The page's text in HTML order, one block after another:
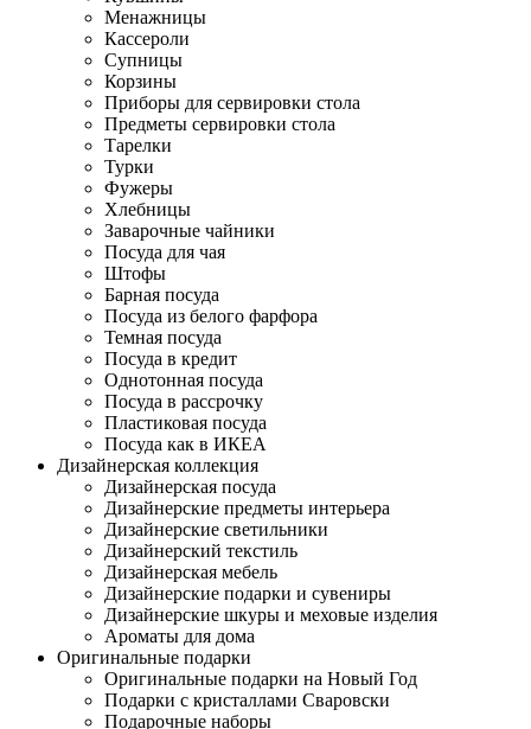
Менажницы
Кассероли
Супницы
Корзины
Приборы для сервировки стола
Предметы сервировки стола
Тарелки
Турки
Фужеры
Хлебницы
Заварочные чайники
Посуда для чая
Штофы
Барная посуда
Посуда из белого фарфора
Темная посуда
Посуда в кредит
Однотонная посуда
Посуда в рассрочку
Пластиковая посуда
Посуда как в ИКЕА
Дизайнерская коллекция
Дизайнерская посуда
Дизайнерские предметы интерьера
Дизайнерские светильники
Дизайнерский текстиль
Дизайнерская мебель
Дизайнерские подарки и сувениры
Дизайнерские шкуры и меховые изделия
Ароматы для дома
Оригинальные подарки
Оригинальные подарки на Новый Год
Подарки с кристаллами Сваровски
Подарочные наборы